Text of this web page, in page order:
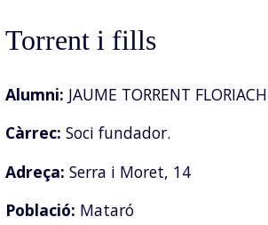
Torrent i fills
Alumni: JAUME TORRENT FLORIACH
Càrrec: Soci fundador.
Adreça: Serra i Moret, 14
Població: Mataró